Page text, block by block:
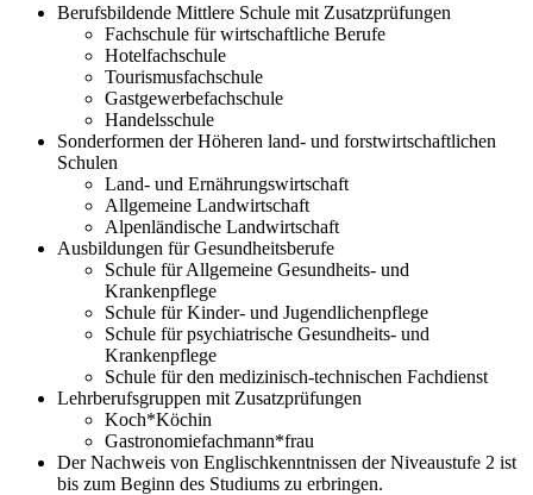
Berufsbildende Mittlere Schule mit Zusatzprüfungen
Fachschule für wirtschaftliche Berufe
Hotelfachschule
Tourismusfachschule
Gastgewerbefachschule
Handelsschule
Sonderformen der Höheren land- und forstwirtschaftlichen
Schulen
Land- und Ernährungswirtschaft
Allgemeine Landwirtschaft
Alpenländische Landwirtschaft
Ausbildungen für Gesundheitsberufe
Schule für Allgemeine Gesundheits- und
Krankenpflege
Schule für Kinder- und Jugendlichenpflege
Schule für psychiatrische Gesundheits- und
Krankenpflege
Schule für den medizinisch-technischen Fachdienst
Lehrberufsgruppen mit Zusatzprüfungen
Koch*Köchin
Gastronomiefachmann*frau
Der Nachweis von Englischkenntnissen der Niveaustufe 2 ist
bis zum Beginn des Studiums zu erbringen.